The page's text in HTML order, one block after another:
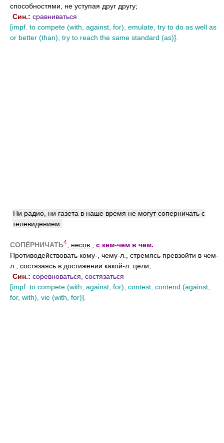
способностями, не уступая друг другу;
Син.: сравниваться
[impf. to compete (with, against, for), emulate, try to do as well as
or better (than), try to reach the same standard (as)].
Ни радио, ни газета в наше время не могут соперничать с
телевидением.
СОПЕ́РНИЧАТЬ4 несов.
с кем-чем в чем.
Противодействовать кому-, чему-л., стремясь превзойти в чем-
л., состязаясь в достижении какой-л. цели;
Син.: соревноваться, состязаться
[impf. to compete (with, against, for), contest, contend (against,
for, with), vie (with, for)].